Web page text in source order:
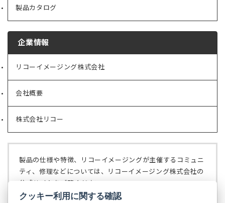
製品カタログ
企業情報
リコーイメージング株式会社
（新
タ
ブ
で
開
く）
会社概要
（新
タ
ブ
く）
株式会社リコー
（新
ブ
開
製品の仕様や特徴、リコーイメージングが主催するコミュニ
ティ、修理などについては、リコーイメージング株式会社の
公式サイトをご覧ください。
リコーイメージング株式会社の公式サイト
（新
クッキー利用に関する確認